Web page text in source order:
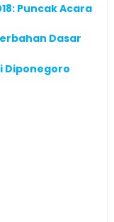
Puncak Acara
Dasar
Diponegoro